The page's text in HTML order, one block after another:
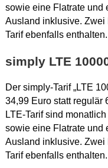
sowie eine Flatrate und
Ausland inklusive.
Tarif ebenfalls enthalten.
simply LTE
Der simply-Tarif „LTE
34,99 Euro statt regulär
LTE-Tarif sind
sowie eine Flatrate und
Ausland inklusive.
Tarif ebenfalls enthalten.